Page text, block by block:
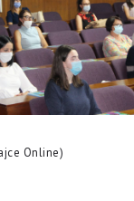
Online)